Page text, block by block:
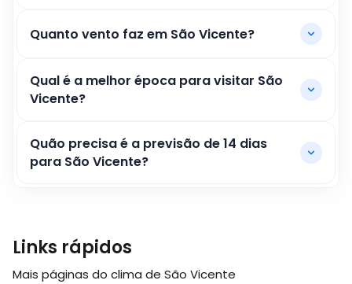
Quanto vento faz em São Vicente?
Qual é a melhor época para visitar São
Vicente?
Quão precisa é a previsão de 14 dias
para São Vicente?
Links rápidos
Mais páginas do clima de São Vicente